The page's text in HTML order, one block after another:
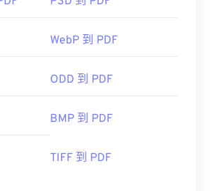
WebP 到 PDF
ODD 到 PDF
BMP 到 PDF
TIFF 到 PDF